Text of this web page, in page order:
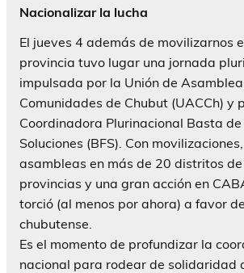
Nacionalizar la lucha
El jueves 4 además de movilizarnos
provincia tuvo lugar una jornada
impulsada por la Unión de
Comunidades de Chubut (UACCh) y
Coordinadora Plurinacional Basta de
Soluciones (BFS). Con
asambleas en más de 20 distritos
provincias y una gran acción en
torció (al menos por ahora) a favor
chubutense.
Es el momento de profundizar la
nacional para rodear de solidaridad